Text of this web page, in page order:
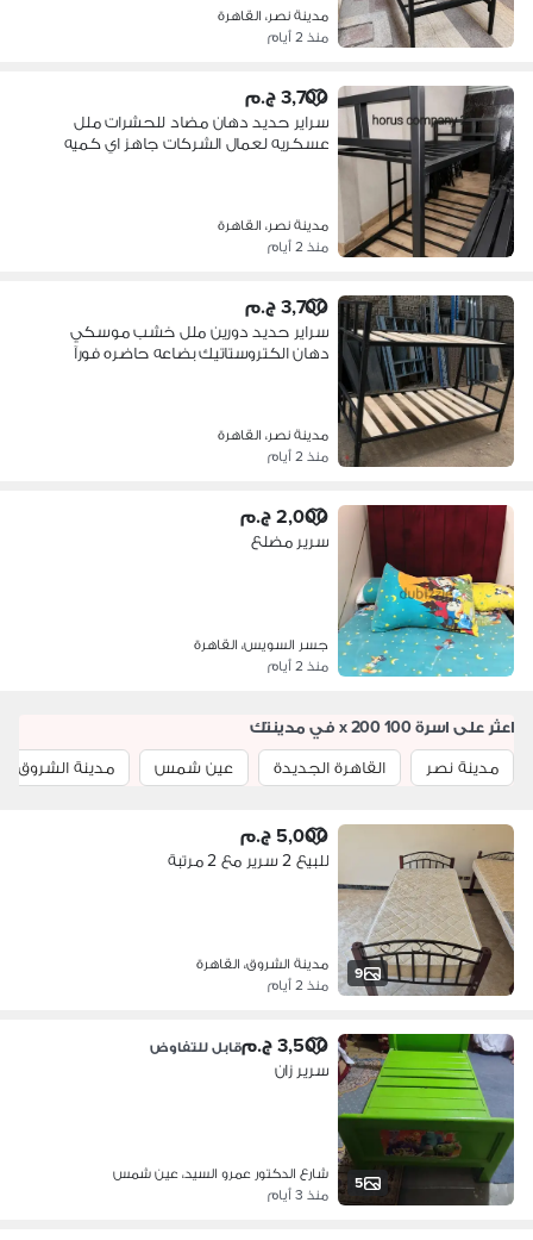
مدينة نصر، القاهرة
منذ 2 أيام
3,700 ج.م
سراير حديد دهان مضاد للحشرات ملل
عسكريه لعمال الشركات جاهز اي كميه
مدينة نصر، القاهرة
منذ 2 أيام
3,700 ج.م
سراير حديد دورين ملل خشب موسكي
دهان الكتروستاتيك بضاعه حاضره فورآ
مدينة نصر، القاهرة
منذ 2 أيام
2,000 ج.م
سرير مضلع
جسر السويس، القاهرة
منذ 2 أيام
اعثر على اسرة 100 x 200 في مدينتك
مدينة نصر
القاهرة الجديدة عين شمس مدينة الشروق
9
5,000 ج.م
للبيع 2 سرير مع 2 مرتبة
مدينة الشروق، القاهرة
منذ 2 أيام
5
3,500 ج.م قابل للتفاوض
سرير زان
شارع الدكتور عمرو السيد، عين شمس
منذ 3 أيام